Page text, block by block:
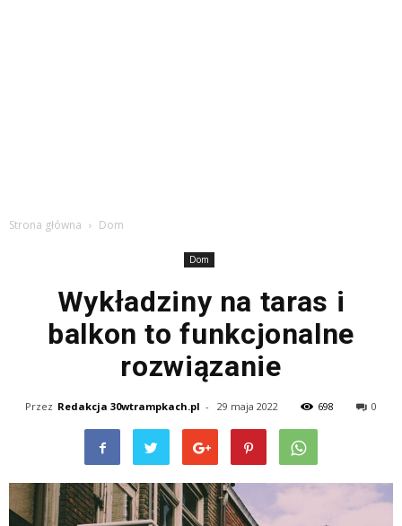
Strona główna Dom
Dom
Wykładziny na taras i
balkon to funkcjonalne
rozwiązanie
Przez Redakcja 30wtrampkach.pl - 29 maja 2022 698 0